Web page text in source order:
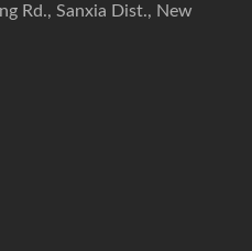
Rd., Sanxia Dist., New